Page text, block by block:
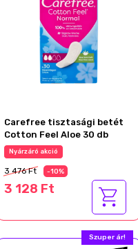
Carefree tisztasági betét
Cotton Feel Aloe 30 db
Nyárzáró akció
3 476 Ft -10%
3 128 Ft
Szuper ár!